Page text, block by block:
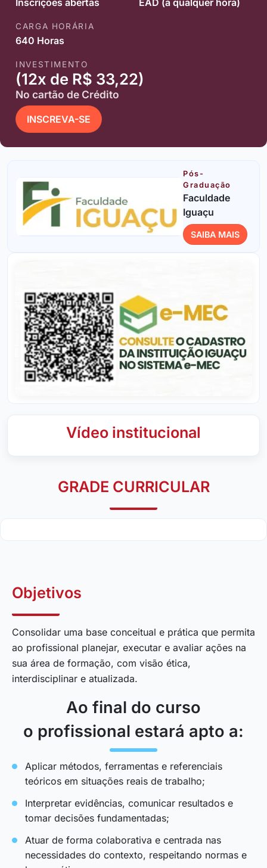
Inscrições abertas EAD (a qualquer hora)
CARGA HORÁRIA
640 Horas
INVESTIMENTO
(12x de R$ 33,22)
No cartão de Crédito
INSCREVA-SE
Pós-
Graduação
Faculdade
Iguaçu
SAIBA MAIS
Vídeo institucional
GRADE CURRICULAR
Objetivos
Consolidar uma base conceitual e prática que permita
ao profissional planejar, executar e avaliar ações na
sua área de formação, com visão ética,
interdisciplinar e atualizada.
Ao final do curso
o profissional estará apto a:
Aplicar métodos, ferramentas e referenciais
teóricos em situações reais de trabalho;
Interpretar evidências, comunicar resultados e
tomar decisões fundamentadas;
Atuar de forma colaborativa e centrada nas
necessidades do contexto, respeitando normas e